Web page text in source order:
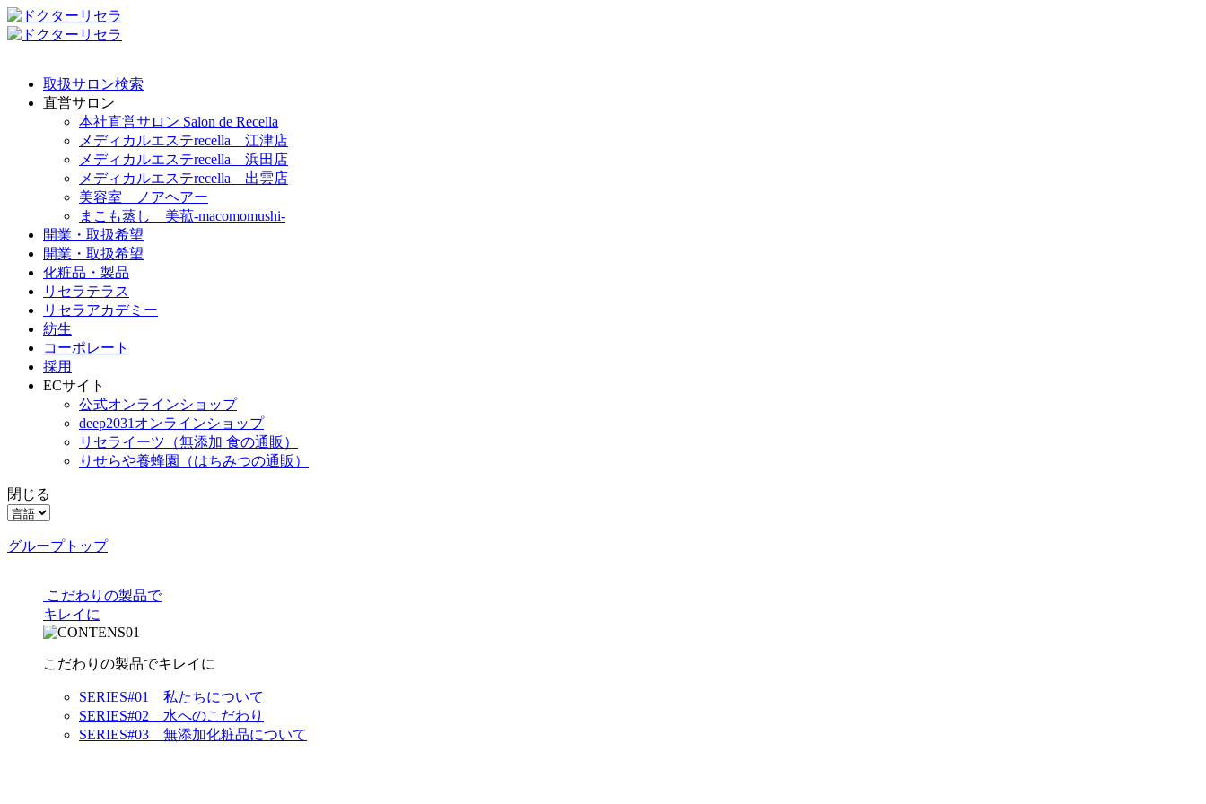
取扱サロン検索
直営サロン
本社直営サロン Salon de Recella
メディカルエステrecella 江津店
メディカルエステrecella 浜田店
メディカルエステrecella 出雲店
美容室 ノアヘアー
まこも蒸し 美菰-macomomushi-
開業・取扱希望
開業・取扱希望
化粧品・製品
リセラテラス
リセラアカデミー
紡生
コーポレート
採用
ECサイト
公式オンラインショップ
deep2031オンラインショップ
リセライーツ （無添加 食の通販）
りせらや養蜂園
（はちみつの通販）
閉じる
グループトップ
こだわりの製品で
キレイに
こだわりの製品でキレイに
SERIES#01 私たちについて
SERIES#02 水へのこだわり
SERIES#03 無添加化粧品について